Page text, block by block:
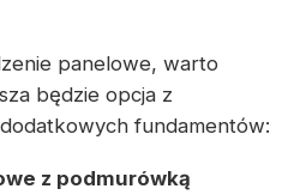
panelowe, warto
będzie opcja z
fundamentów:
z podmurówką